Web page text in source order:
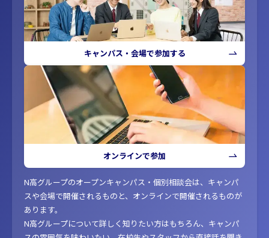
キャンパス・会場で参加する
オンラインで参加
N高グループのオープンキャンパス・個別相談会は、キャンパ
スや会場で開催されるものと、オンラインで開催されるものが
あります。
N高グループについて詳しく知りたい方はもちろん、キャンパ